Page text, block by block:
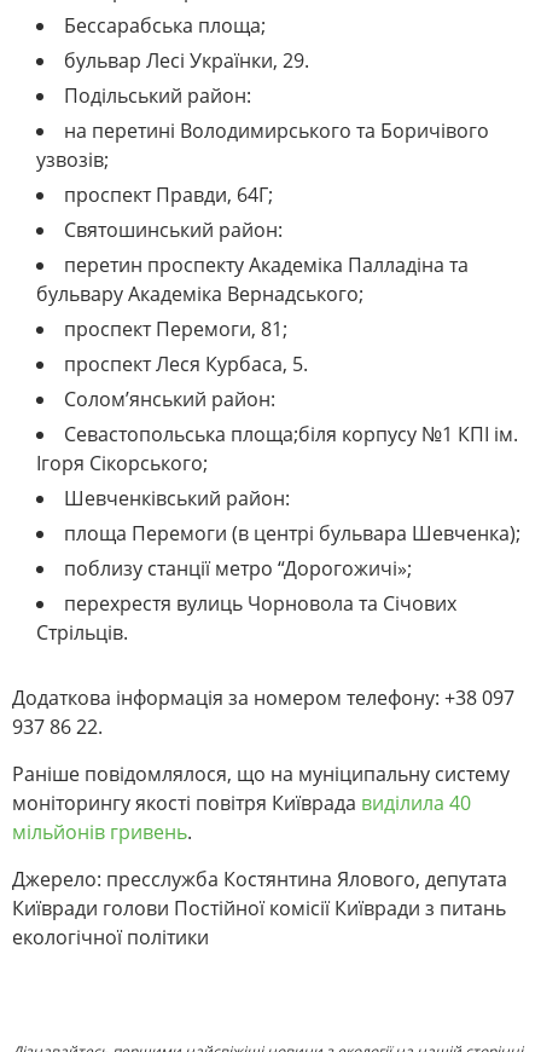
Бессарабська площа;
бульвар Лесі Українки, 29.
Подільський район:
на перетині Володимирського та Боричівого
узвозів;
проспект Правди, 64Г;
Святошинський район:
перетин проспекту Академіка Палладіна та
бульвару Академіка Вернадського;
проспект Перемоги, 81;
проспект Леся Курбаса, 5.
Солом’янський район:
Севастопольська площа;біля корпусу №1 КПІ ім.
Ігоря Сікорського;
Шевченківський район:
площа Перемоги (в центрі бульвара Шевченка);
поблизу станції метро “Дорогожичі»;
перехрестя вулиць Чорновола та Січових
Стрільців.
Додаткова інформація за номером телефону: +38 097
937 86 22.
Раніше повідомлялося, що на муніципальну систему
моніторингу якості повітря Київрада виділила 40
мільйонів гривень.
Джерело: пресслужба Костянтина Ялового, депутата
Київради голови Постійної комісії Київради з питань
екологічної політики